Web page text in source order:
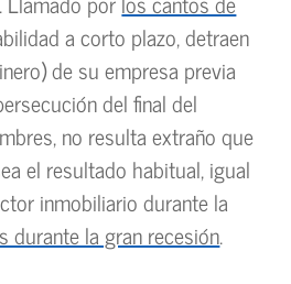
a corto plazo, detraen
de su empresa previa
del final del
no resulta extraño que
el resultado habitual, igual
inmobiliario durante la
durante la gran recesión.